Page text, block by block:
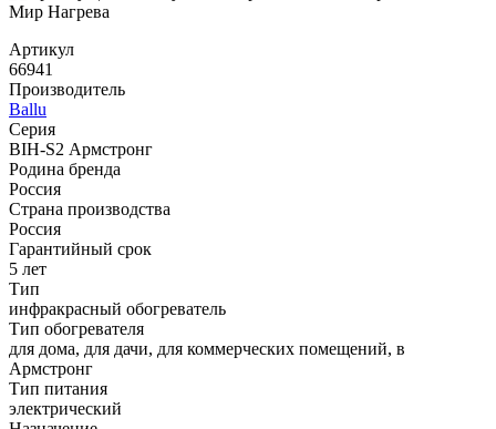
Артикул
66941
Производитель
Ballu
Серия
BIH-S2 Армстронг
Родина бренда
Россия
Страна производства
Россия
Гарантийный срок
5 лет
Тип
инфракрасный обогреватель
Тип обогревателя
для дома, для дачи, для коммерческих помещений, в
Армстронг
Тип питания
электрический